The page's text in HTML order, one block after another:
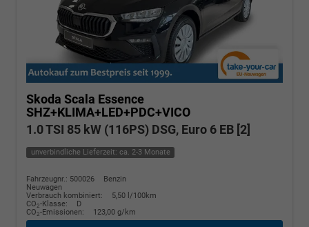
Skoda Scala Essence
SHZ+KLIMA+LED+PDC+VICO
1.0 TSI 85 kW (116PS) DSG, Euro 6 EB [2]
unverbindliche Lieferzeit: ca. 2-3 Monate
Fahrzeugnr.: 500026
Benzin
Neuwagen
Verbrauch kombiniert:
5,50 l/100km
CO2-Klasse:
D
CO2-Emissionen: 123,00 g/km